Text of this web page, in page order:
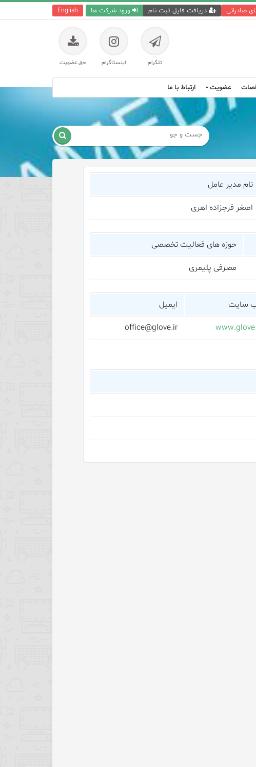
English ورود شرکت ها دریافت فایل ثبت نام صادراتی
تلگرام اینستاگرام حق عضویت
عضویت ارتباط با ما

نام مدیر عامل
اصغر فرجزاده اهری
حوزه های فعالیت تخصصی
مصرفی پلیمری
سایت ایمیل
office@glove.ir